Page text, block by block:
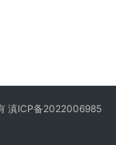
滇ICP备2022006985